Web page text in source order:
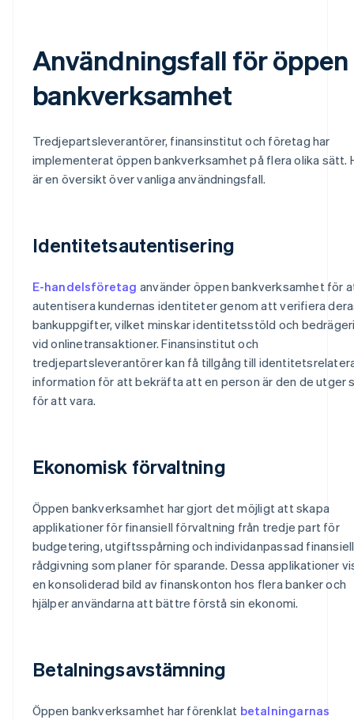
Användningsfall för öppen
bankverksamhet
Tredjepartsleverantörer, finansinstitut och företag har
implementerat öppen bankverksamhet på flera olika sätt.
är en översikt över vanliga användningsfall.
Identitetsautentisering
E-handelsföretag använder öppen bankverksamhet för
autentisera kundernas identiteter genom att verifiera
bankuppgifter, vilket minskar identitetsstöld och
vid onlinetransaktioner. Finansinstitut och
tredjepartsleverantörer kan få tillgång till
information för att bekräfta att en person är den de utger
för att vara.
Ekonomisk förvaltning
Öppen bankverksamhet har gjort det möjligt att skapa
applikationer för finansiell förvaltning från tredje part för
budgetering, utgiftsspårning och individanpassad finansiell
rådgivning som planer för sparande. Dessa applikationer
en konsoliderad bild av finanskonton hos flera banker och
hjälper användarna att bättre förstå sin ekonomi.
Betalningsavstämning
Öppen bankverksamhet har förenklat betalningarnas